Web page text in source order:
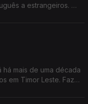
a estrangeiros. Na
há mais de uma década
em Timor Leste. Faz a